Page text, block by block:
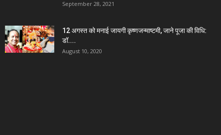
September 28, 2021
12 अगस्त को मनाई जायगी कृष्णजन्माष्टमी, जाने पूजा की विधि:
डॉ....
August 10, 2020